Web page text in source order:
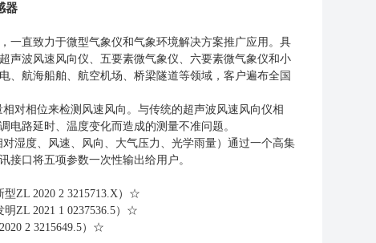
器
直致力于微型气象仪和气象环境解决方案推广应用。具
声波风速风向仪、五要素微气象仪、六要素微气象仪和小
、航海船舶、航空机场、桥梁隧道等领域，客户遍布全国
相位来检测风速风向。与传统的超声波风速风向仪相
路延时、温度变化而造成的测量不准问题。
度、风速、风向、大气压力、光学雨量）通过一个高集
接口将五项参数一次性输出给用户。
ZL 2020 2 3215713.X）☆
ZL 2021 1 0237536.5）☆
2 3215649.5）☆